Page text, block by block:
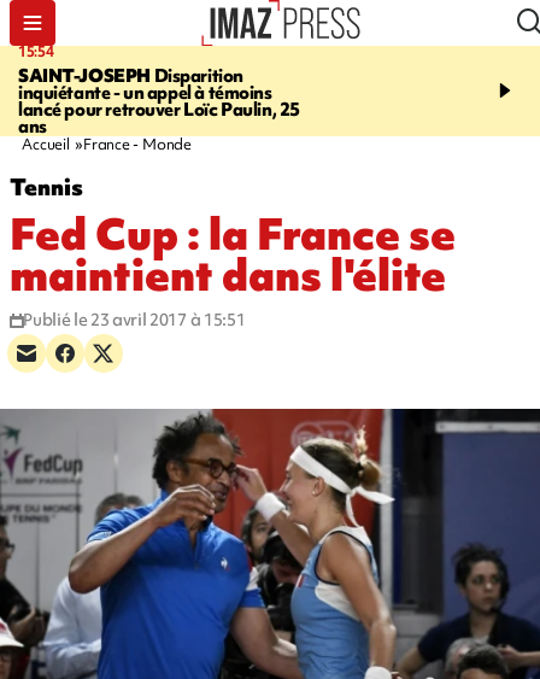
15:54
SAINT-JOSEPH Disparition
inquiétante - un appel à témoins
lancé pour retrouver Loïc Paulin, 25
ans
17:52
dimanche pour
Accueil France - Monde
Tennis
Fed Cup : la France se
maintient dans l'élite
Publié le 23 avril 2017 à 15:51